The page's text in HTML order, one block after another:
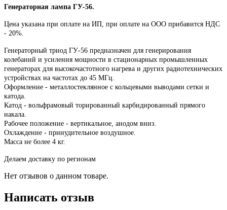
Генераторная лампа ГУ-56.
Цена указана при оплате на ИП, при оплате на ООО прибавится НДС
- 20%.
Генераторный триод ГУ-56 предназначен для генерирования
колебаний и усиления мощности в стационарных промышленных
генераторах для высокочастотного нагрева и других радиотехнических
устройствах на частотах до 45 МГц.
Оформление - металлостеклянное с кольцевыми выводами сетки и
катода.
Катод - вольфрамовый торированный карбидированный прямого
накала.
Рабочее положение - вертикальное, анодом вниз.
Охлаждение - принудительное воздушное.
Масса не более 4 кг.
Делаем доставку по регионам
Нет отзывов о данном товаре.
Написать отзыв